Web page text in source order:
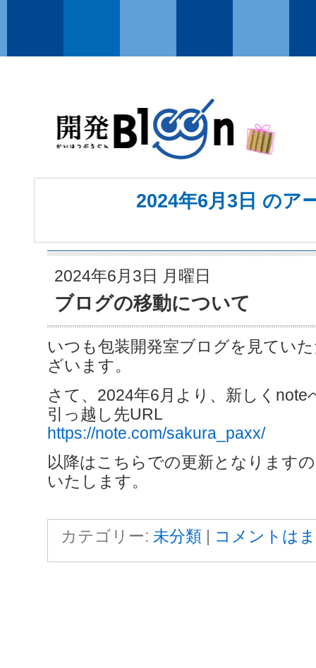
2024年6月3日 のア
2024年6月3日 月曜日
ブログの移動について
いつも包装開発室ブログを見てい
ざいます。
さて、2024年6月より、新しくnote
引っ越し先URL
https://note.com/sakura_paxx/
以降はこちらでの更新となります
いたします。
カテゴリー: 未分類 コメントは